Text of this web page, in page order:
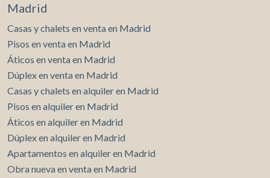
Madrid
Casas y chalets en venta en Madrid
Pisos en venta en Madrid
Áticos en venta en Madrid
Dúplex en venta en Madrid
Casas y chalets en alquiler en Madrid
Pisos en alquiler en Madrid
Áticos en alquiler en Madrid
Dúplex en alquiler en Madrid
Apartamentos en alquiler en Madrid
Obra nueva en venta en Madrid